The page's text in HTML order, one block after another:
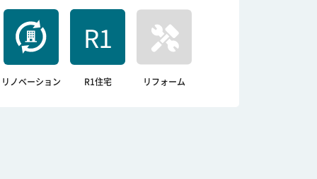
リノベーション R1住宅 リフォーム